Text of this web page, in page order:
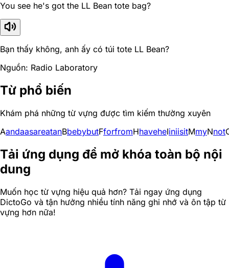
You see he's got the LL Bean tote bag?
Bạn thấy không, anh ấy có túi tote LL Bean?
Nguồn: Radio Laboratory
Từ phổ biến
Khám phá những từ vựng được tìm kiếm thường xuyên
AandaasareatanBbebybutFforfromHhaveheIiniisitMmyNnot
Tải ứng dụng để mở khóa toàn bộ nội
dung
Muốn học từ vựng hiệu quả hơn? Tải ngay ứng dụng
DictoGo và tận hưởng nhiều tính năng ghi nhớ và ôn tập từ
vựng hơn nữa!